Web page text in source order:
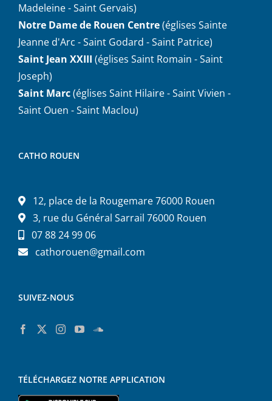
Madeleine - Saint Gervais)
Notre Dame de Rouen Centre(églises Sainte
Jeanne d'Arc - Saint Godard - Saint Patrice)
Saint Jean XXIII (églises Saint Romain - Saint
Joseph)
Saint Marc(églises Saint Hilaire - Saint Vivien -
Saint Ouen - Saint Maclou)
CATHO ROUEN
12, place de la Rougemare 76000 Rouen
3, rue du Général Sarrail 76000 Rouen
07 88 24 99 06
cathorouen@gmail.com
SUIVEZ-NOUS
TÉLÉCHARGEZ NOTRE APPLICATION